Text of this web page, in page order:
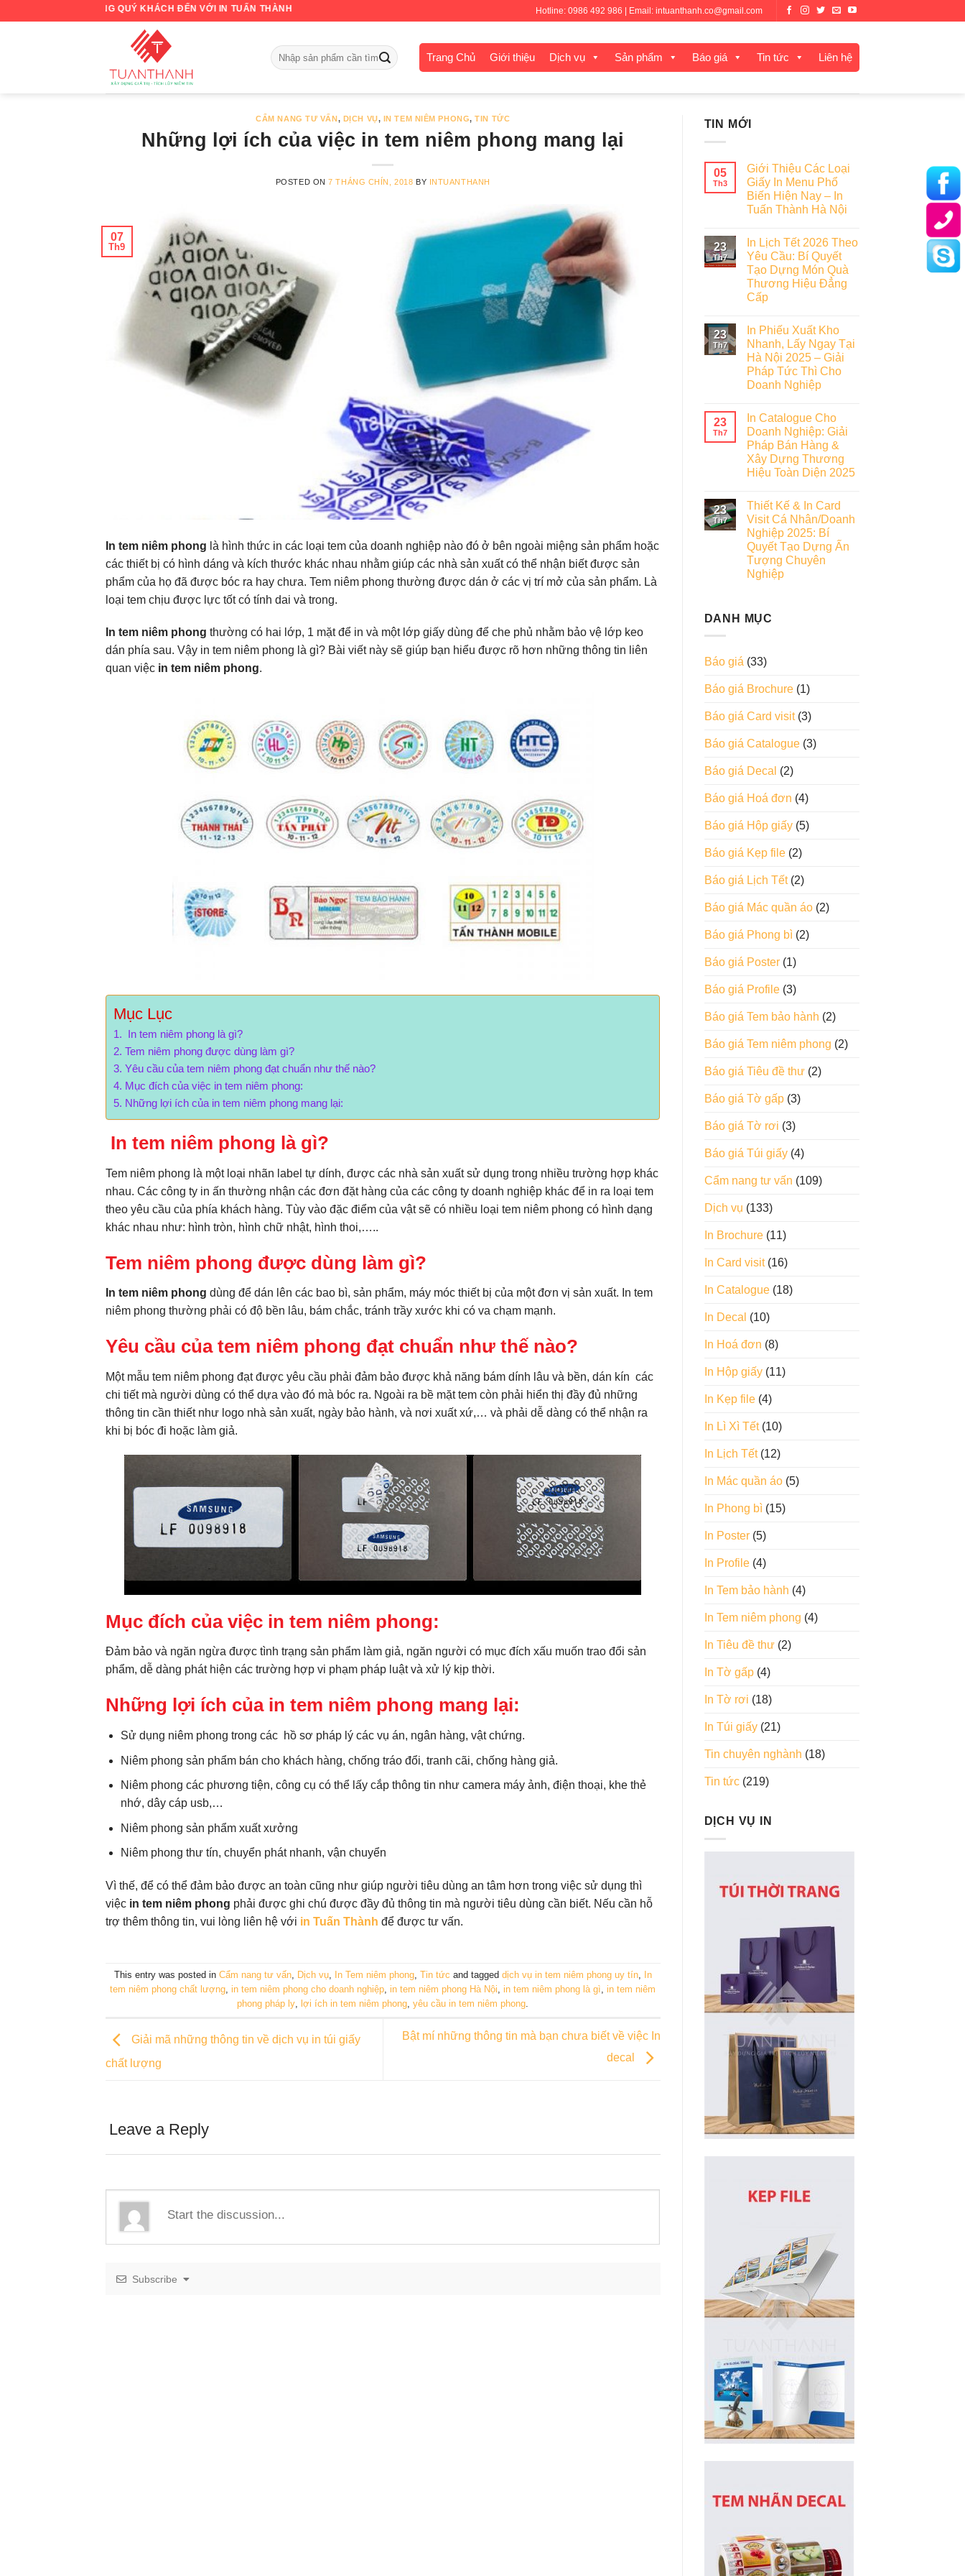
MỪNG QUÝ KHÁCH ĐẾN VỚI IN TUẤN THÀNH Hotline: 0986 492 986 | Email: intuanthanh.co@gmail.com
Trang Chủ Giới thiệu Dịch vụ Sản phẩm Báo giá Tin tức Liên hệ
CẨM NANG TƯ VẤN, DỊCH VỤ, IN TEM NIÊM PHONG,TIN TỨC
Những lợi ích của việc in tem niêm phong mang lại
POSTED ON7 THÁNG CHÍN, 2018 BY INTUANTHANH
07
Th9
In tem niêm phong là hình thức in các loại tem của doanh nghiệp nào đó ở bên ngoài miệng sản phẩm hoặc
các thiết bị có hình dáng và kích thước khác nhau nhằm giúp các nhà sản xuất có thể nhận biết được sản
phẩm của họ đã được bóc ra hay chưa. Tem niêm phong thường được dán ở các vị trí mở của sản phẩm. Là
loại tem chịu được lực tốt có tính dai và trong.
In tem niêm phong thường có hai lớp, 1 mặt để in và một lớp giấy dùng để che phủ nhằm bảo vệ lớp keo
dán phía sau. Vậy in tem niêm phong là gì? Bài viết này sẽ giúp bạn hiểu được rõ hơn những thông tin liên
quan việc in tem niêm phong.
Mục Lục
In tem niêm phong là gì?
Tem niêm phong được dùng làm gì?
Yêu cầu của tem niêm phong đạt chuẩn như thế nào?
Mục đích của việc in tem niêm phong:
Những lợi ích của in tem niêm phong mang lại:
In tem niêm phong là gì?
Tem niêm phong là một loại nhãn label tự dính, được các nhà sản xuất sử dụng trong nhiều trường hợp khác
nhau. Các công ty in ấn thường nhận các đơn đặt hàng của các công ty doanh nghiệp khác để in ra loại tem
theo yêu cầu của phía khách hàng. Tùy vào đặc điểm của vật sẽ có nhiều loại tem niêm phong có hình dạng
khác nhau như: hình tròn, hình chữ nhật, hình thoi,…..
Tem niêm phong được dùng làm gì?
In tem niêm phong dùng để dán lên các bao bì, sản phẩm, máy móc thiết bị của một đơn vị sản xuất. In tem
niêm phong thường phải có độ bền lâu, bám chắc, tránh trầy xước khi có va chạm mạnh.
Yêu cầu của tem niêm phong đạt chuẩn như thế nào?
Một mẫu tem niêm phong đạt được yêu cầu phải đảm bảo được khả năng bám dính lâu và bền, dán kín các
chi tiết mà người dùng có thể dựa vào đó mà bóc ra. Ngoài ra bề mặt tem còn phải hiển thị đầy đủ những
thông tin cần thiết như logo nhà sản xuất, ngày bảo hành, và nơi xuất xứ,… và phải dễ dàng có thể nhận ra
khi bị bóc đi hoặc làm giả.
Mục đích của việc in tem niêm phong:
Đảm bảo và ngăn ngừa được tình trạng sản phẩm làm giả, ngăn người có mục đích xấu muốn trao đổi sản
phẩm, dễ dàng phát hiện các trường hợp vi phạm pháp luật và xử lý kịp thời.
Những lợi ích của in tem niêm phong mang lại:
Sử dụng niêm phong trong các hồ sơ pháp lý các vụ án, ngân hàng, vật chứng.
Niêm phong sản phẩm bán cho khách hàng, chống tráo đổi, tranh cãi, chống hàng giả.
Niêm phong các phương tiện, công cụ có thể lấy cắp thông tin như camera máy ảnh, điện thoại, khe thẻ
nhớ, dây cáp usb,…
Niêm phong sản phẩm xuất xưởng
Niêm phong thư tín, chuyển phát nhanh, vận chuyển
Vì thế, để có thể đảm bảo được an toàn cũng như giúp người tiêu dùng an tâm hơn trong việc sử dụng thì
việc in tem niêm phong phải được ghi chú được đầy đủ thông tin mà người tiêu dùng cần biết. Nếu cần hỗ
trợ thêm thông tin, vui lòng liên hệ với in Tuấn Thành để được tư vấn.
This entry was posted in Cẩm nang tư vấn, Dịch vụ, In Tem niêm phong, Tin tức and tagged dịch vụ in tem niêm phong uy tín,
In
tem niêm phong chất lượng,in tem niêm phong cho doanh nghiệp,in tem niêm phong Hà Nội,in tem niêm phong là gì,in tem niêm
phong pháp ly, lợi ích in tem niêm phong,yêu cầu in tem niêm phong.
Giải mã những thông tin về dịch vụ in túi giấy
chất lượng
Bật mí những thông tin mà bạn chưa biết về việc In
decal
Leave a Reply
Subscribe
TIN MỚI
05
Th3
Giới Thiệu Các Loại
Giấy In Menu Phổ
Biến Hiện Nay – In
Tuấn Thành Hà Nội
23
Th7
In Lịch Tết 2026 Theo
Yêu Cầu: Bí Quyết
Tạo Dựng Món Quà
Thương Hiệu Đẳng
Cấp
23
Th7
In Phiếu Xuất Kho
Nhanh, Lấy Ngay Tại
Hà Nội 2025 – Giải
Pháp Tức Thì Cho
Doanh Nghiệp
23
Th7
In Catalogue Cho
Doanh Nghiệp: Giải
Pháp Bán Hàng &
Xây Dựng Thương
Hiệu Toàn Diện 2025
23
Th7
Thiết Kế & In Card
Visit Cá Nhân/Doanh
Nghiệp 2025: Bí
Quyết Tạo Dựng Ấn
Tượng Chuyên
Nghiệp
DANH MỤC
Báo giá (33)
Báo giá Brochure(1)
Báo giá Card visit(3)
Báo giá Catalogue(3)
Báo giá Decal (2)
Báo giá Hoá đơn (4)
Báo giá Hộp giấy(5)
Báo giá Kẹp file(2)
Báo giá Lịch Tết(2)
Báo giá Mác quần áo(2)
Báo giá Phong bì(2)
Báo giá Poster(1)
Báo giá Profile(3)
Báo giá Tem bảo hành (2)
Báo giá Tem niêm phong (2)
Báo giá Tiêu đề thư(2)
Báo giá Tờ gấp(3)
Báo giá Tờ rơi (3)
Báo giá Túi giấy(4)
Cẩm nang tư vấn (109)
Dịch vụ (133)
In Brochure(11)
In Card visit(16)
In Catalogue(18)
In Decal (10)
In Hoá đơn (8)
In Hộp giấy(11)
In Kẹp file(4)
In Lì Xì Tết(10)
In Lịch Tết(12)
In Mác quần áo(5)
In Phong bì(15)
In Poster(5)
In Profile(4)
In Tem bảo hành (4)
In Tem niêm phong (4)
In Tiêu đề thư(2)
In Tờ gấp(4)
In Tờ rơi (18)
In Túi giấy(21)
Tin chuyên nghành (18)
Tin tức(219)
DỊCH VỤ IN